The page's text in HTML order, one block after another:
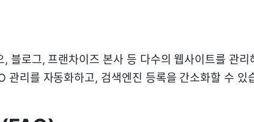
블로그, 프랜차이즈 본사 등 다수의 웹사이트를 관리
관리를 자동화하고, 검색엔진 등록을 간소화할 수 있